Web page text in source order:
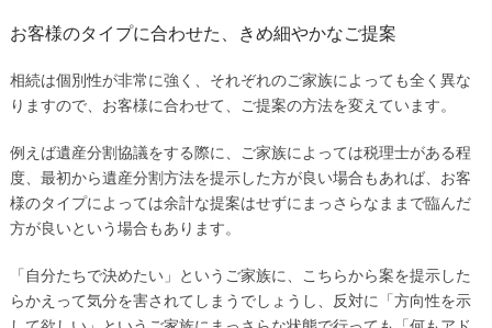
お客様のタイプに合わせた、きめ細やかなご提案
相続は個別性が非常に強く、それぞれのご家族によっても全く異な
りますので、お客様に合わせて、ご提案の方法を変えています。
例えば遺産分割協議をする際に、ご家族によっては税理士がある程
度、最初から遺産分割方法を提示した方が良い場合もあれば、お客
様のタイプによっては余計な提案はせずにまっさらなままで臨んだ
方が良いという場合もあります。
「自分たちで決めたい」というご家族に、こちらから案を提示した
らかえって気分を害されてしまうでしょうし、反対に「方向性を示